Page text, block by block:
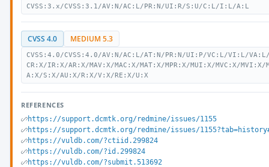
CVSS:3.x/CVSS:3.1/AV:N/AC:L/PR:N/UI:R/S:U/C:L/I:L/A:L
CVSS 4.0 MEDIUM 5.3
CVSS:4.0/CVSS:4.0/AV:N/AC:L/AT:N/PR:N/UI:P/VC:L/VI:L/
CR:X/IR:X/AR:X/MAV:X/MAC:X/MAT:X/MPR:X/MUI:X/MVC:X/MVI:X/
A:X/S:X/AU:X/R:X/V:X/RE:X/U:X
REFERENCES
https://support.dcmtk.org/redmine/issues/1155
https://support.dcmtk.org/redmine/issues/
https://vuldb.com/?ctiid.299824
https://vuldb.com/?id.299824
https://vuldb.com/?submit.513692